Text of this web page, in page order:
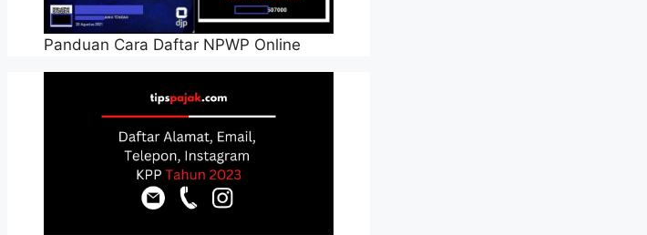
Panduan Cara Daftar NPWP Online